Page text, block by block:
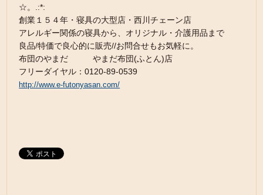
☆。.:*:
創業１５４年・寝具の大型店・西川チェーン店
アレルギー関係の寝具から、オリジナル・介護用品まで
良品/特価で良心的に販売//お問合せもお気軽に。
布団のやまだ やまだ布団(ふとん)店
フリーダイヤル：0120-89-0539
http://www.e-futonyasan.com/